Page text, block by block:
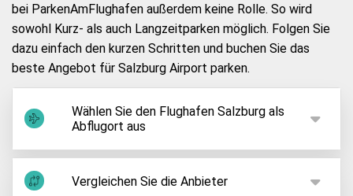
bei ParkenAmFlughafen außerdem keine Rolle. So wird
sowohl Kurz- als auch Langzeitparken möglich. Folgen Sie
dazu einfach den kurzen Schritten und buchen Sie das
beste Angebot für Salzburg Airport parken.
Wählen Sie den Flughafen Salzburg als
Abflugort aus
Sie haben einen Flug bebucht und sind nun auf der
Suche nach Parken am Flughafen Salzburg? Dann
Vergleichen Sie die Anbieter